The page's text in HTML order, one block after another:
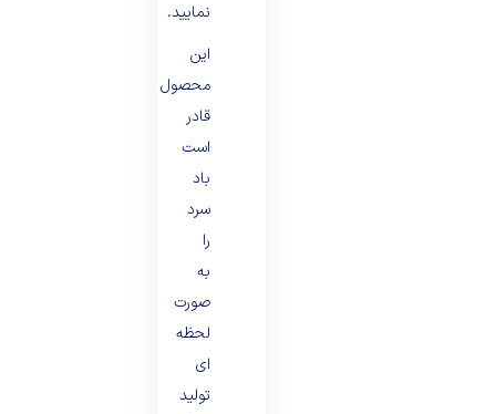
نمایید.
این
محصول
قادر
است
باد
سرد
را
به
صورت
لحظه
ای
تولید